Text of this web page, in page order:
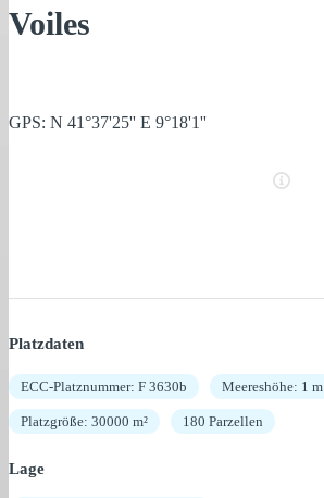
Voiles
GPS: N 41°37'25'' E 9°18'1''
Platzdaten
ECC-Platznummer: F 3630b Meereshöhe: 1 m
Platzgröße: 30000 m² 180 Parzellen
Lage